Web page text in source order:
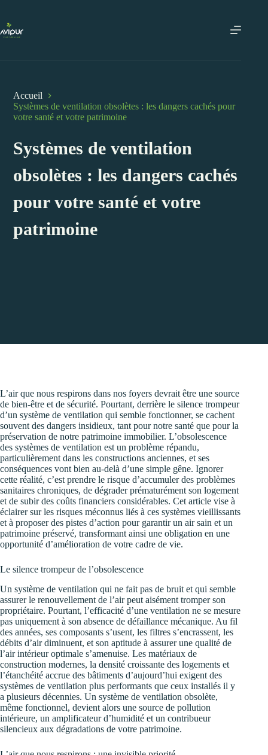
contenu
Accueil
Systèmes de ventilation obsolètes : les dangers cachés pour
votre santé et votre patrimoine
Systèmes de ventilation
obsolètes : les dangers cachés
pour votre santé et votre
patrimoine
L’air que nous respirons dans nos foyers devrait être une source
de bien-être et de sécurité. Pourtant, derrière le silence trompeur
d’un système de ventilation qui semble fonctionner, se cachent
souvent des dangers insidieux, tant pour notre santé que pour la
préservation de notre patrimoine immobilier. L’obsolescence
des systèmes de ventilation est un problème répandu,
particulièrement dans les constructions anciennes, et ses
conséquences vont bien au-delà d’une simple gêne. Ignorer
cette réalité, c’est prendre le risque d’accumuler des problèmes
sanitaires chroniques, de dégrader prématurément son logement
et de subir des coûts financiers considérables. Cet article vise à
éclairer sur les risques méconnus liés à ces systèmes vieillissants
et à proposer des pistes d’action pour garantir un air sain et un
patrimoine préservé, transformant ainsi une obligation en une
opportunité d’amélioration de votre cadre de vie.
Le silence trompeur de l’obsolescence
Un système de ventilation qui ne fait pas de bruit et qui semble
assurer le renouvellement de l’air peut aisément tromper son
propriétaire. Pourtant, l’efficacité d’une ventilation ne se mesure
pas uniquement à son absence de défaillance mécanique. Au fil
des années, ses composants s’usent, les filtres s’encrassent, les
débits d’air diminuent, et son aptitude à assurer une qualité de
l’air intérieur optimale s’amenuise. Les matériaux de
construction modernes, la densité croissante des logements et
l’étanchéité accrue des bâtiments d’aujourd’hui exigent des
systèmes de ventilation plus performants que ceux installés il y
a plusieurs décennies. Un système de ventilation obsolète,
même fonctionnel, devient alors une source de pollution
intérieure, un amplificateur d’humidité et un contribueur
silencieux aux dégradations de votre patrimoine.